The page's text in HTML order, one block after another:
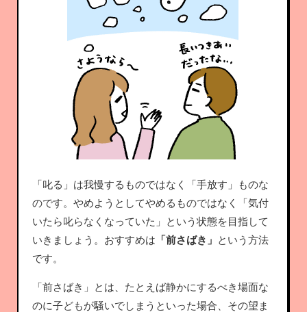
「叱る」は我慢するものではなく「手放す」ものな
のです。やめようとしてやめるものではなく「気付
いたら叱らなくなっていた」という状態を目指して
いきましょう。おすすめは 「前さばき」 という方法
です。
「前さばき」とは、たとえば静かにするべき場面な
のに子どもが騒いでしまうといった場合、その望ま